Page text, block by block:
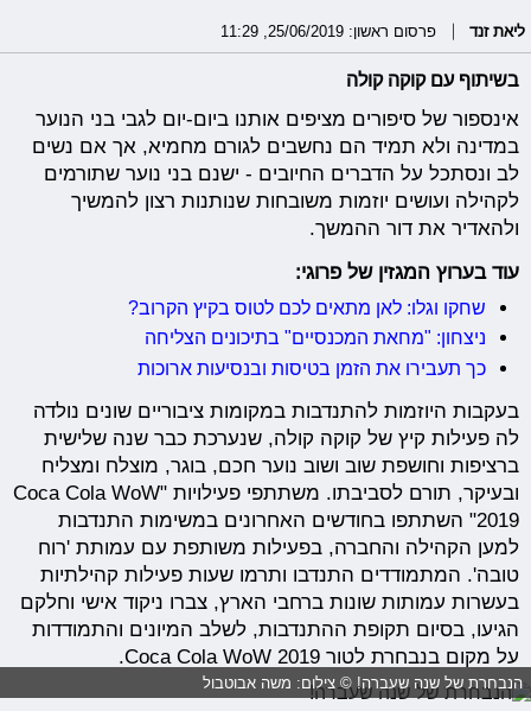
ליאת זנד פרסום ראשון: 25/06/2019, 11:29
בשיתוף עם קוקה קולה
אינספור של סיפורים מציפים אותנו ביום-יום לגבי בני הנוער
במדינה ולא תמיד הם נחשבים לגורם מחמיא, אך אם נשים
לב ונסתכל על הדברים החיובים - ישנם בני נוער שתורמים
לקהילה ועושים יוזמות משובחות שנותנות רצון להמשיך
ולהאדיר את דור ההמשך.
עוד בערוץ המגזין של פרוגי:
שחקו וגלו: לאן מתאים לכם לטוס בקיץ הקרוב?
ניצחון: "מחאת המכנסיים" בתיכונים הצליחה
כך תעבירו את הזמן בטיסות ובנסיעות ארוכות
בעקבות היוזמות להתנדבות במקומות ציבוריים שונים נולדה
לה פעילות קיץ של קוקה קולה, שנערכת כבר שנה שלישית
ברציפות וחושפת שוב ושוב נוער חכם, בוגר, מוצלח ומצליח
ובעיקר, תורם לסביבתו. משתתפי פעילויות "Coca Cola WoW
2019" השתתפו בחודשים האחרונים במשימות התנדבות
למען הקהילה והחברה, בפעילות משותפת עם עמותת 'רוח
טובה'. המתמודדים התנדבו ותרמו שעות פעילות קהילתיות
בעשרות עמותות שונות ברחבי הארץ, צברו ניקוד אישי וחלקם
הגיעו, בסיום תקופת ההתנדבות, לשלב המיונים והתמודדות
על מקום בנבחרת לטור Coca Cola WoW 2019.
הנבחרת של שנה שעברה! © צילום: משה אבוטבול